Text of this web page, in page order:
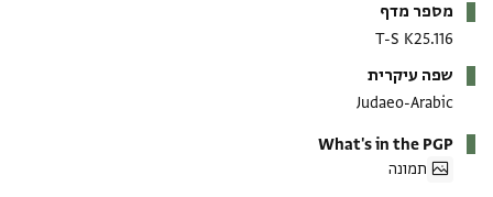
מספר מדף
T-S K25.116
שפה עיקרית
Judaeo-Arabic
What's in the PGP
תמונה